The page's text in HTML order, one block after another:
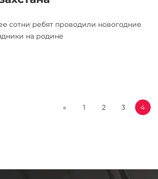
сотни ребят проводили новогодние
на родине
« 1 2 3 4